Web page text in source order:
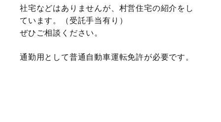
社宅などはありませんが、村営住宅の紹介をし
ています。（受託手当有り）
ぜひご相談ください。
通勤用として普通自動車運転免許が必要です。